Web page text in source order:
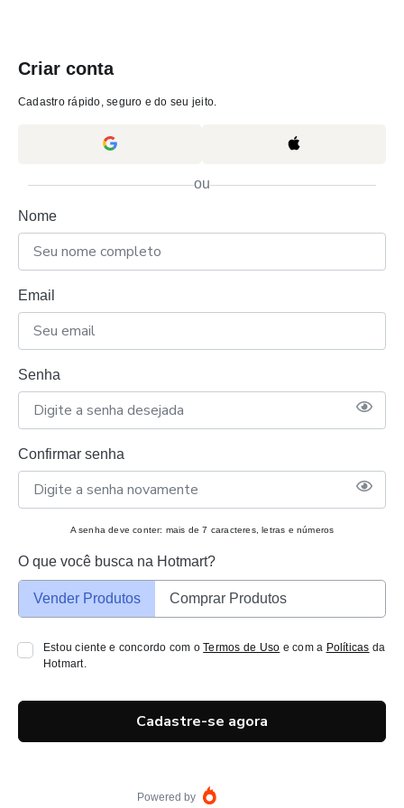
Criar conta
Cadastro rápido, seguro e do seu jeito.
ou
Nome
Email
Senha
Confirmar senha
A senha deve conter: mais de 7 caracteres, letras e números
O que você busca na Hotmart?
Vender Produtos Comprar Produtos
Estou ciente e concordo com oTermos de Uso e com a Políticas da
Hotmart.
Cadastre-se agora
Powered by